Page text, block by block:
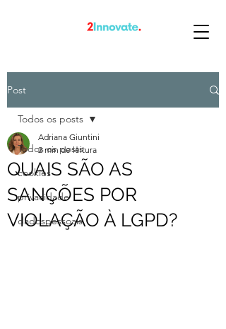
Post
Todos os posts
cookies
privacidade
dadospessoais
Todos os posts
QUAIS SÃO AS
SANÇÕES POR
VIOLAÇÃO À LGPD?
Adriana Giuntini
2 min de leitura